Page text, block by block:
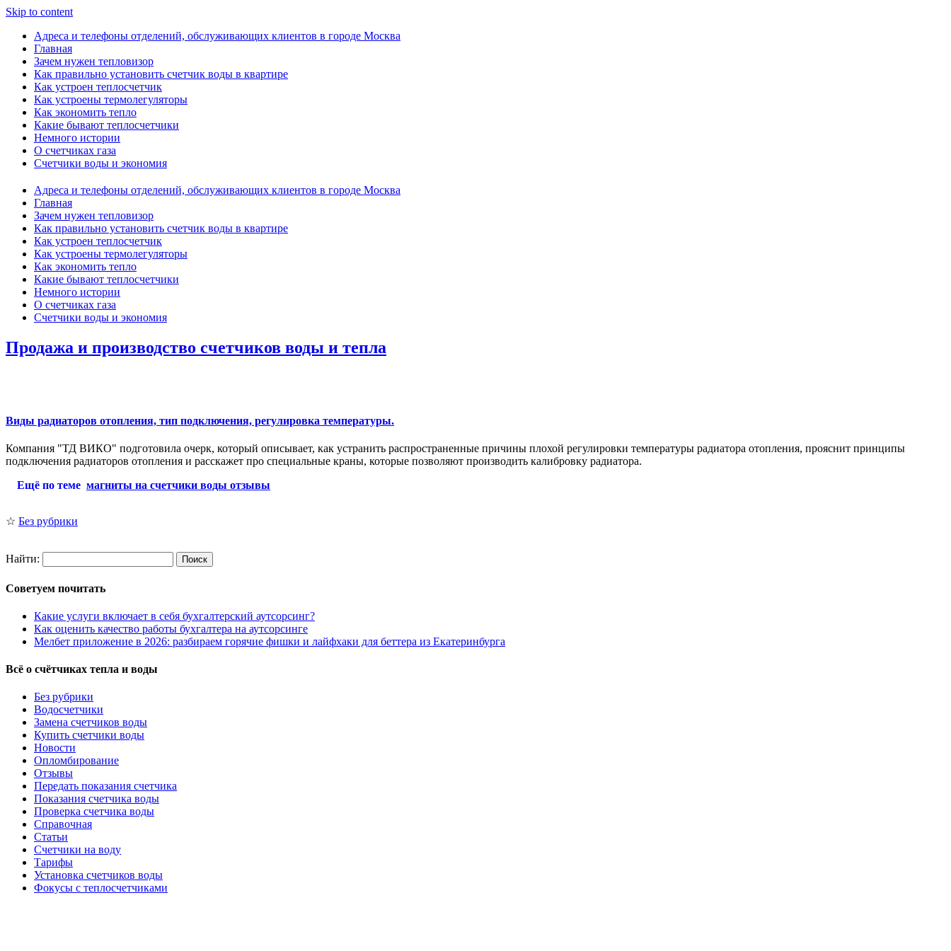
Skip to content
Адреса и телефоны отделений, обслуживающих клиентов в городе Москва
Главная
Зачем нужен тепловизор
Как правильно установить счетчик воды в квартире
Как устроен теплосчетчик
Как устроены термолегуляторы
Как экономить тепло
Какие бывают теплосчетчики
Немного истории
О счетчиках газа
Счетчики воды и экономия
Адреса и телефоны отделений, обслуживающих клиентов в городе Москва
Главная
Зачем нужен тепловизор
Как правильно установить счетчик воды в квартире
Как устроен теплосчетчик
Как устроены термолегуляторы
Как экономить тепло
Какие бывают теплосчетчики
Немного истории
О счетчиках газа
Счетчики воды и экономия
Продажа и производство счетчиков воды и тепла
Виды радиаторов отопления, тип подключения, регулировка температуры.
Компания "ТД ВИКО" подготовила очерк, который описывает, как устранить распространенные причины плохой регулировки температуры радиатора отопления, прояснит принципы
подключения радиаторов отопления и расскажет про специальные краны, которые позволяют производить калибровку радиатора.
Ещё по теме магниты на счетчики воды отзывы
☆ Без рубрики
Найти:
Советуем почитать
Какие услуги включает в себя бухгалтерский аутсорсинг?
Как оценить качество работы бухгалтера на аутсорсинге
Мелбет приложение в 2026: разбираем горячие фишки и лайфхаки для беттера из Екатеринбурга
Всё о счётчиках тепла и воды
Без рубрики
Водосчетчики
Замена счетчиков воды
Купить счетчики воды
Новости
Опломбирование
Отзывы
Передать показания счетчика
Показания счетчика воды
Проверка счетчика воды
Справочная
Статьи
Счетчики на воду
Тарифы
Установка счетчиков воды
Фокусы с теплосчетчиками